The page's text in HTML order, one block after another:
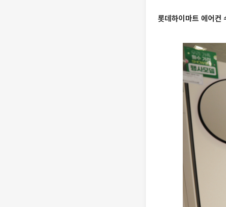
롯데하이마트 에어